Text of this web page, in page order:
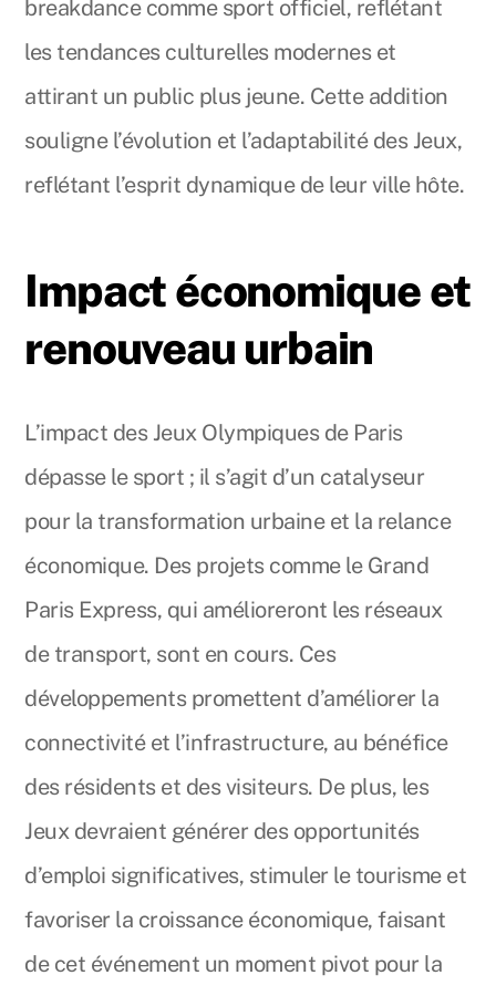
breakdance comme sport officiel, reflétant
les tendances culturelles modernes et
attirant un public plus jeune. Cette addition
souligne l’évolution et l’adaptabilité des Jeux,
reflétant l’esprit dynamique de leur ville hôte.
Impact économique et
renouveau urbain
L’impact des Jeux Olympiques de Paris
dépasse le sport ; il s’agit d’un catalyseur
pour la transformation urbaine et la relance
économique. Des projets comme le Grand
Paris Express, qui amélioreront les réseaux
de transport, sont en cours. Ces
développements promettent d’améliorer la
connectivité et l’infrastructure, au bénéfice
des résidents et des visiteurs. De plus, les
Jeux devraient générer des opportunités
d’emploi significatives, stimuler le tourisme et
favoriser la croissance économique, faisant
de cet événement un moment pivot pour la